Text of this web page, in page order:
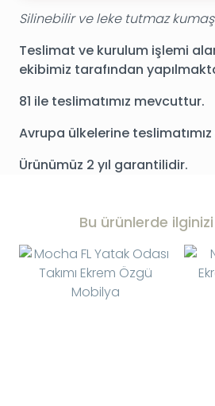
Silinebilir ve leke tutmaz kumaş
Teslimat ve kurulum işlemi
ekibimiz tarafından
81 ile teslimatımız mevcuttur.
Avrupa ülkelerine teslimatımız
Ürünümüz 2 yıl garantilidir.
Bu ürünlerde